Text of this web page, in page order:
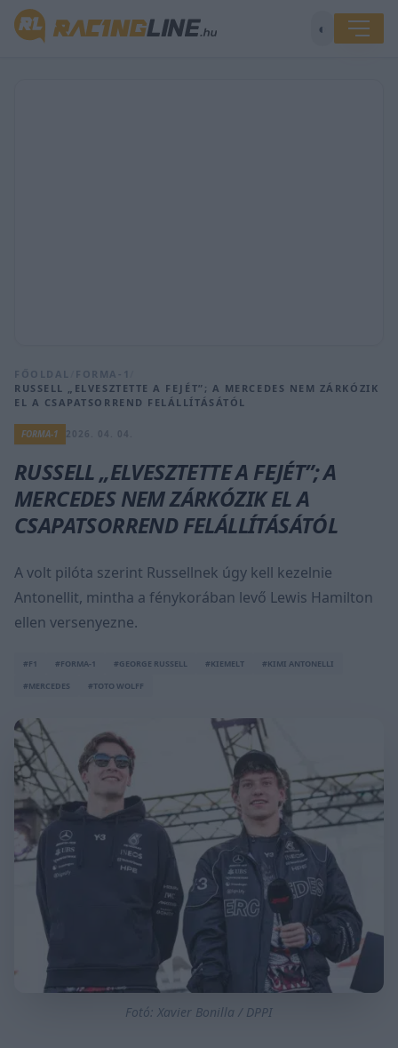
◐
FŐOLDAL FORMA-1
RUSSELL „ELVESZTETTE A FEJÉT”; A MERCEDES NEM ZÁRKÓZIK
EL A CSAPATSORREND FELÁLLÍTÁSÁTÓL
FORMA-1
RUSSELL „ELVESZTETTE A FEJÉT”; A
MERCEDES NEM ZÁRKÓZIK EL A
CSAPATSORREND FELÁLLÍTÁSÁTÓL
A volt pilóta szerint Russellnek úgy kell kezelnie
Antonellit, mintha a fénykorában levő Lewis Hamilton
ellen versenyezne.
#F1 #FORMA-1 #GEORGE RUSSELL #KIEMELT
#KIMI ANTONELLI
#MERCEDES
#TOTO WOLFF
Fotó: Xavier Bonilla / DPPI